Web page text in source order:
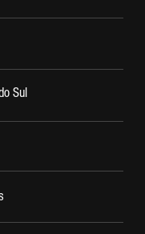
Sul